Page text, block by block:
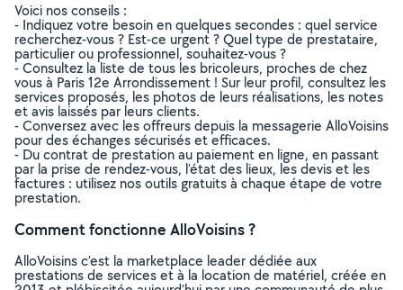
Voici nos conseils :
- Indiquez votre besoin en quelques secondes : quel service
recherchez-vous ? Est-ce urgent ? Quel type de prestataire,
particulier ou professionnel, souhaitez-vous ?
- Consultez la liste de tous les bricoleurs, proches de chez
vous à Paris 12e Arrondissement ! Sur leur profil, consultez les
services proposés, les photos de leurs réalisations, les notes
et avis laissés par leurs clients.
- Conversez avec les offreurs depuis la messagerie AlloVoisins
pour des échanges sécurisés et efficaces.
- Du contrat de prestation au paiement en ligne, en passant
par la prise de rendez-vous, l’état des lieux, les devis et les
factures : utilisez nos outils gratuits à chaque étape de votre
prestation.
Comment fonctionne AlloVoisins ?
AlloVoisins c’est la marketplace leader dédiée aux
prestations de services et à la location de matériel, créée en